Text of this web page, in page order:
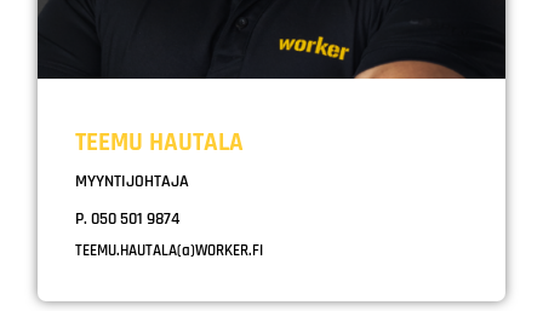
TEEMU HAUTALA
MYYNTIJOHTAJA
P. 050 501 9874
TEEMU.HAUTALA(a)WORKER.FI